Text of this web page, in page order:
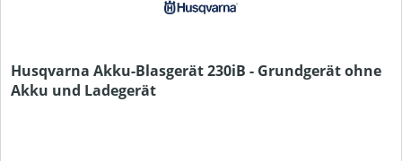
Husqvarna Akku-Blasgerät 230iB - Grundgerät ohne
Akku und Ladegerät